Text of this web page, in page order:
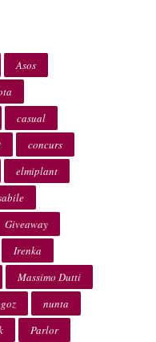
Asos
casual
concurs
elmiplant
Giveaway
Irenka
Massimo Dutti
nunta
Parlor